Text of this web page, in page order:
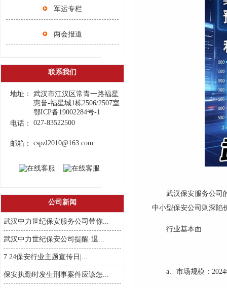
军运专栏
两会报道
联系我们
地址：
武汉市江汉区常青一路福星
惠誉-福星城1栋2506/2507室
鄂ICP备19002284号-1
电话：
027-83522500
邮箱： cspzl2010@163.com
公司新闻
武汉中力世纪保安服务公司带你...
武汉中力世纪保安公司提醒·退...
7.24保安行业主题宣传日|...
保安执勤时发生刑事案件应该怎...
武汉保安服务公司
中小型保安公司则深陷
行业基本面
a、 市场规模：